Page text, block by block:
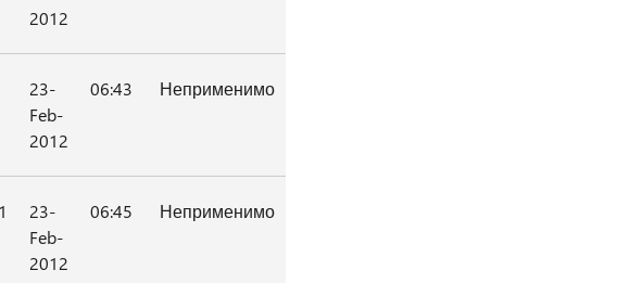
2012
23-
Feb-
2012
06:43 Неприменимо
23-
Feb-
2012
06:45 Неприменимо